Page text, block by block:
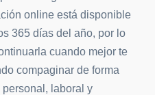
online está disponible
365 días del año, por lo
cuando mejor te
compaginar de forma
laboral y